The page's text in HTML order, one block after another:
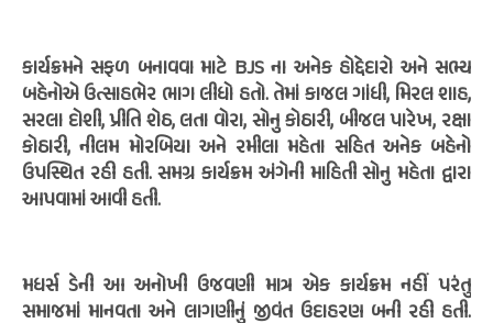
કાર્યક્રમને સફળ બનાવવા માટે BJS ના અનેક હોદ્દેદારો અને સભ્ય
બહેનોએ ઉત્સાહભેર ભાગ લીધો હતો. તેમાં કાજલ ગાંધી, મિરલ શાહ,
સરલા દોશી, પ્રીતિ શેઠ, લતા વોરા, સોનુ કોઠારી, બીજલ પારેખ, રક્ષા
કોઠારી, નીલમ મોરબિયા અને રમીલા મહેતા સહિત અનેક બહેનો
ઉપસ્થિત રહી હતી. સમગ્ર કાર્યક્રમ અંગેની માહિતી સોનુ મહેતા દ્વારા
આપવામાં આવી હતી.
મધર્સ ડેની આ અનોખી ઉજવણી માત્ર એક કાર્યક્રમ નહીં પરંતુ
સમાજમાં માનવતા અને લાગણીનું જીવંત ઉદાહરણ બની રહી હતી.